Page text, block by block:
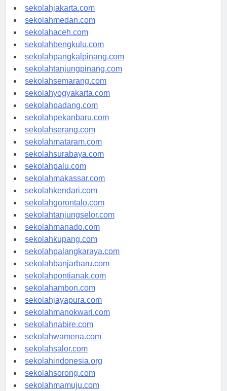
sekolahdenpasar.com
sekolahjakarta.com
sekolahmedan.com
sekolahaceh.com
sekolahbengkulu.com
sekolahpangkalpinang.com
sekolahtanjungpinang.com
sekolahsemarang.com
sekolahyogyakarta.com
sekolahpadang.com
sekolahpekanbaru.com
sekolahserang.com
sekolahmataram.com
sekolahsurabaya.com
sekolahpalu.com
sekolahmakassar.com
sekolahkendari.com
sekolahgorontalo.com
sekolahtanjungselor.com
sekolahmanado.com
sekolahkupang.com
sekolahpalangkaraya.com
sekolahbanjarbaru.com
sekolahpontianak.com
sekolahambon.com
sekolahjayapura.com
sekolahmanokwari.com
sekolahnabire.com
sekolahwamena.com
sekolahsalor.com
sekolahindonesia.org
sekolahsorong.com